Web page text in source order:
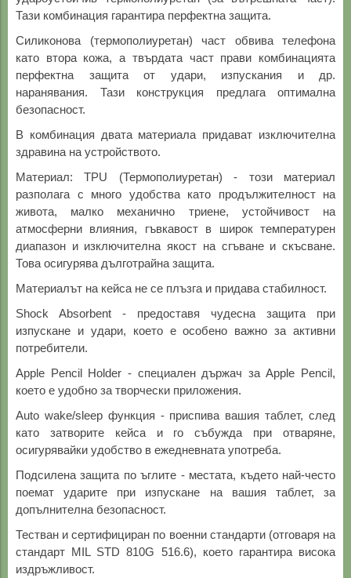
Тази комбинация гарантира перфектна защита.
Силиконова (термополиуретан) част обвива телефона
като втора кожа, а твърдата част прави комбинацията
перфектна защита от удари, изпускания и др.
наранявания. Тази конструкция предлага оптимална
безопасност.
В комбинация двата материала придават изключителна
здравина на устройството.
Материал: TPU (Термополиуретан) - този материал
разполага с много удобства като продължителност на
живота, малко механично триене, устойчивост на
атмосферни влияния, гъвкавост в широк температурен
диапазон и изключителна якост на сгъване и скъсване.
Това осигурява дълготрайна защита.
Материалът на кейса не се плъзга и придава стабилност.
Shock Absorbent - предоставя чудесна защита при
изпускане и удари, което е особено важно за активни
потребители.
Apple Pencil Holder - специален държач за Apple Pencil,
което е удобно за творчески приложения.
Auto wake/sleep функция - приспива вашия таблет, след
като затворите кейса и го събужда при отваряне,
осигурявайки удобство в ежедневната употреба.
Подсилена защита по ъглите - местата, където най-често
поемат ударите при изпускане на вашия таблет, за
допълнителна безопасност.
Тестван и сертифициран по военни стандарти (отговаря на
стандарт MIL STD 810G 516.6), което гарантира висока
издръжливост.